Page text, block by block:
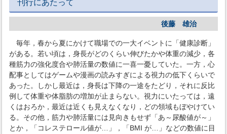
刊行にあたって
後藤 雄治
毎年，春から夏にかけて職場での一大イベントに「健康診断」
がある。若い頃は，身長がどのくらい伸びたかや体重の減少，各
種筋力の強化度合や肺活量の数値に一喜一憂していた。一方，心
配事としてはゲームや漫画の読みすぎによる視力の低下くらいで
あった。しかし最近は，身長は下降の一途をたどり，それに反比
例して体重や体脂肪の増加が止まらない。視力にいたっては，遠
くはおろか，最近は近くも見えなくなり，どの領域もぼやけてい
る。その他，筋力や肺活量には見向きもせず「あ～尿酸値が～」
とか，「コレステロール値が…」，「BMI が…」などの数値に目